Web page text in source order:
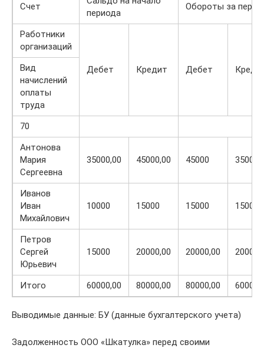
Счет
периода
Обороты за
Работники
организаций
Дебет Кредит Дебет
Вид
начислений
оплаты
труда
70
Антонова
Мария
Сергеевна
35000,00 45000,00 45000
Иванов
Иван
Михайлович
10000 15000 15000 15000
Петров
Сергей
Юрьевич
15000 20000,00 20000,00
Итого 60000,00 80000,00 80000,00
Выводимые данные: БУ (данные бухгалтерского учета)
Задолженность ООО «Шкатулка» перед своими